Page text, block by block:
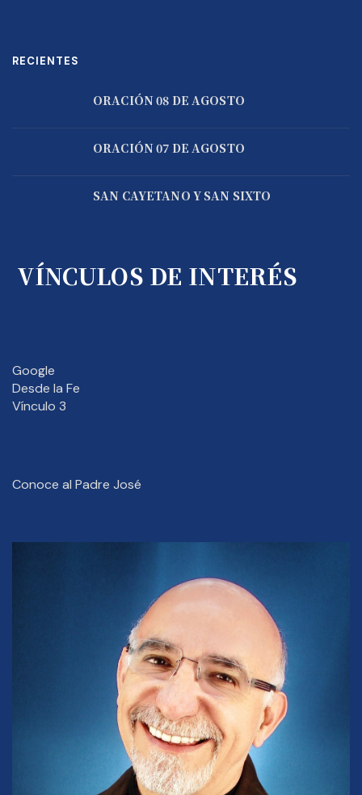
RECIENTES
ORACIÓN 08 DE AGOSTO
ORACIÓN 07 DE AGOSTO
SAN CAYETANO Y SAN SIXTO
VÍNCULOS DE INTERÉS
Google
Desde la Fe
Vínculo 3
Conoce al Padre José